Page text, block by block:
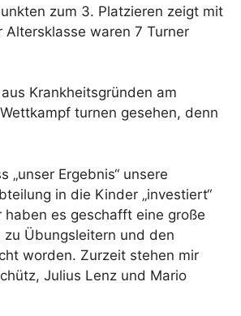
zum 3. Platzieren zeigt mit
waren 7 Turner
Krankheitsgründen am
turnen gesehen, denn
Ergebnis“ unsere
in die Kinder „investiert“
es geschafft eine große
Übungsleitern und den
worden. Zurzeit stehen mir
Julius Lenz und Mario